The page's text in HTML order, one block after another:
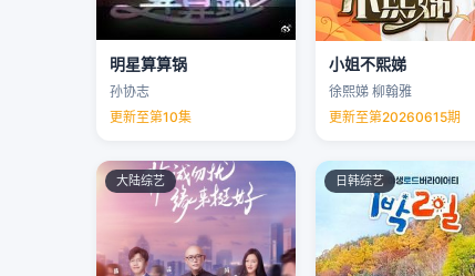
明星算算锅
孙协志
更新至第10集
小姐不熙娣
徐熙娣 柳翰雅
更新至第20260615期
大陆综艺 日韩综艺